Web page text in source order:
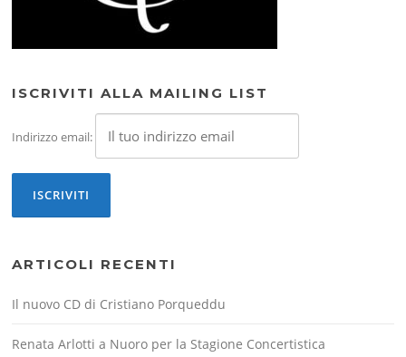
ISCRIVITI ALLA MAILING LIST
Indirizzo email:
ARTICOLI RECENTI
Il nuovo CD di Cristiano Porqueddu
Renata Arlotti a Nuoro per la Stagione Concertistica